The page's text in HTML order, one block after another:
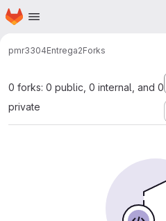
Skip to main content
Homepage
pmr3304Entrega2Forks
0 forks: 0 public, 0 internal, and 0
private